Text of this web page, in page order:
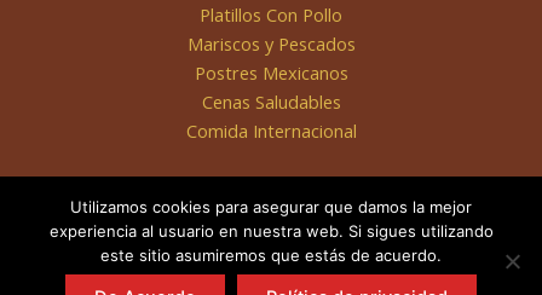
Platillos Con Pollo
Mariscos y Pescados
Postres Mexicanos
Cenas Saludables
Comida Internacional
Utilizamos cookies para asegurar que damos la mejor
experiencia al usuario en nuestra web. Si sigues utilizando
este sitio asumiremos que estás de acuerdo.